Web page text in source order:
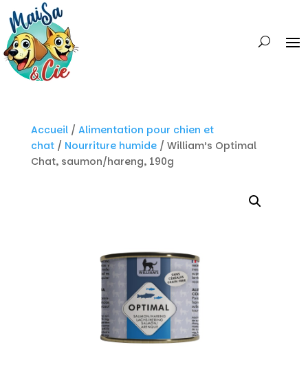
Accueil/ Alimentation pour chien et
chat/ Nourriture humide/ William’s Optimal
Chat, saumon/hareng, 190g